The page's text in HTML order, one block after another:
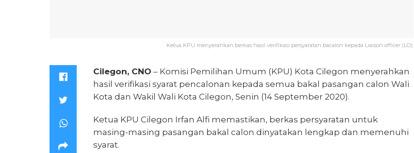
Ketua KPU menyerahkan berkas hasil verifikasi persyaratan bacalon kepada Liaison officer (LO).
Cilegon, CNO – Komisi Pemilihan Umum (KPU) Kota Cilegon menyerahkan
hasil verifikasi syarat pencalonan kepada semua bakal pasangan calon Wali
Kota dan Wakil Wali Kota Cilegon, Senin (14 September 2020).
Ketua KPU Cilegon Irfan Alfi memastikan, berkas persyaratan untuk
masing-masing pasangan bakal calon dinyatakan lengkap dan memenuhi
syarat.